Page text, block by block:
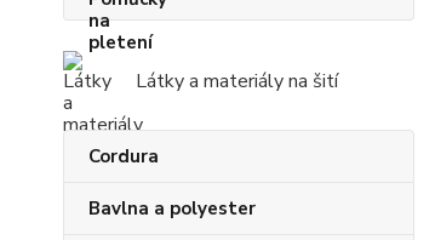
Látky a materiály na šití
Cordura
Bavlna a polyester